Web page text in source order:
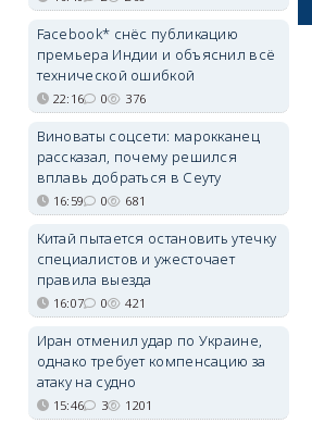
Facebook* снёс публикацию
премьера Индии и объяснил всё
технической ошибкой
22:16 0 376
Виноваты соцсети: марокканец
рассказал, почему решился
вплавь добраться в Сеуту
16:59 0 681
Китай пытается остановить утечку
специалистов и ужесточает
правила выезда
16:07 0 421
Иран отменил удар по Украине,
однако требует компенсацию за
атаку на судно
15:46 3 1201